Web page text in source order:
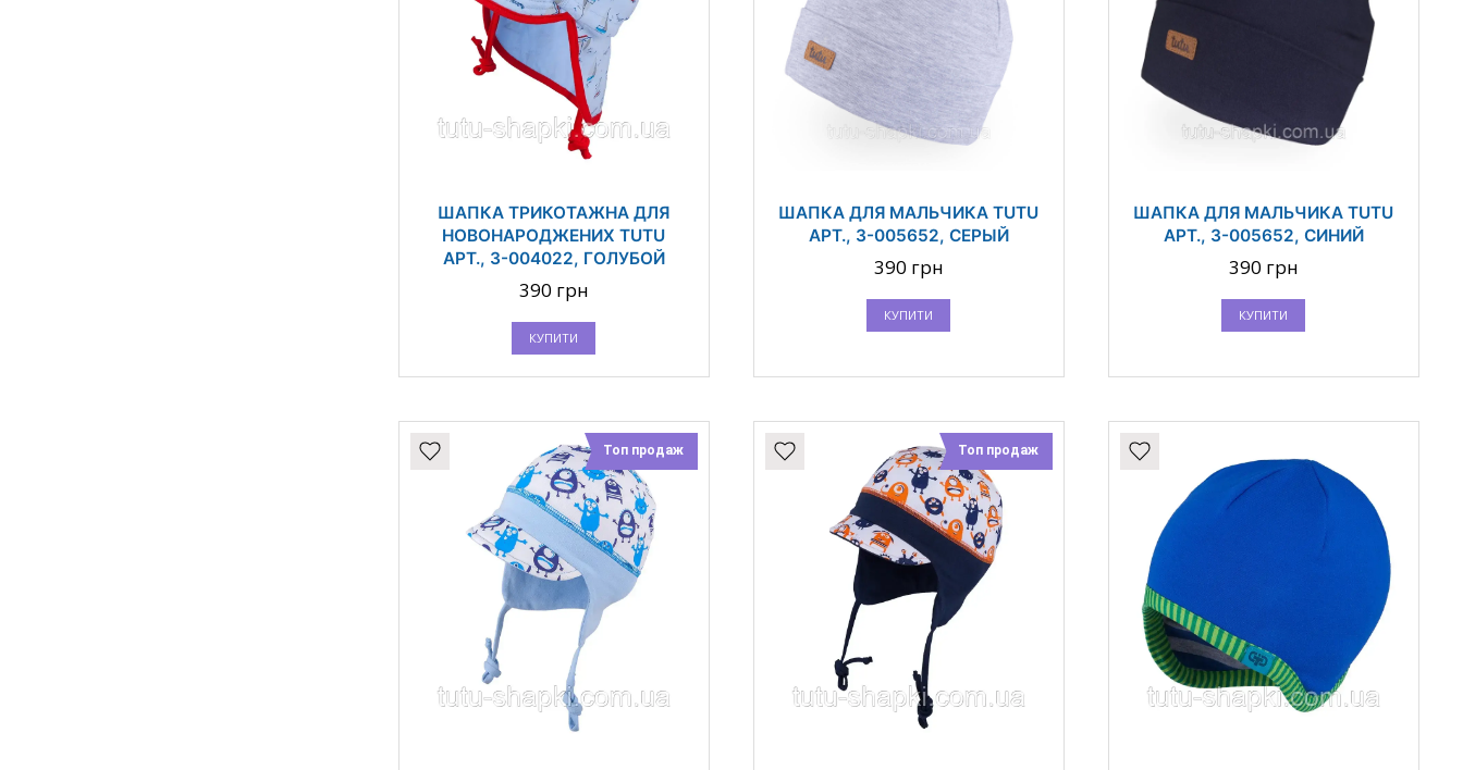
ШАПКА ТРИКОТАЖНА ДЛЯ
НОВОНАРОДЖЕНИХ TUTU
АРТ., 3-004022, ГОЛУБОЙ
390 грн
КУПИТИ
ШАПКА ДЛЯ МАЛЬЧИКА TUTU
АРТ., 3-005652, СЕРЫЙ
390 грн
КУПИТИ
ШАПКА ДЛЯ МАЛЬЧИКА TUTU
АРТ., 3-005652, СИНИЙ
390 грн
КУПИТИ
Топ продаж Топ продаж